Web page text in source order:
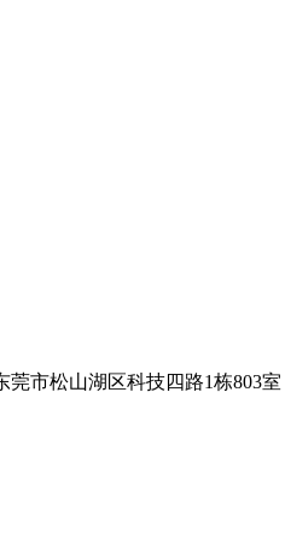
莞市松山湖区科技四路1栋803室